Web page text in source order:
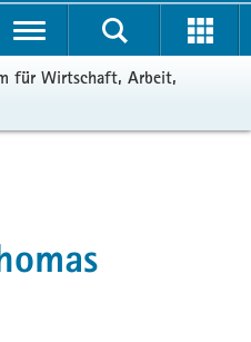
für Wirtschaft, Arbeit,